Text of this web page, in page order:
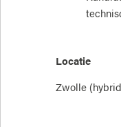
Locatie
Zwolle